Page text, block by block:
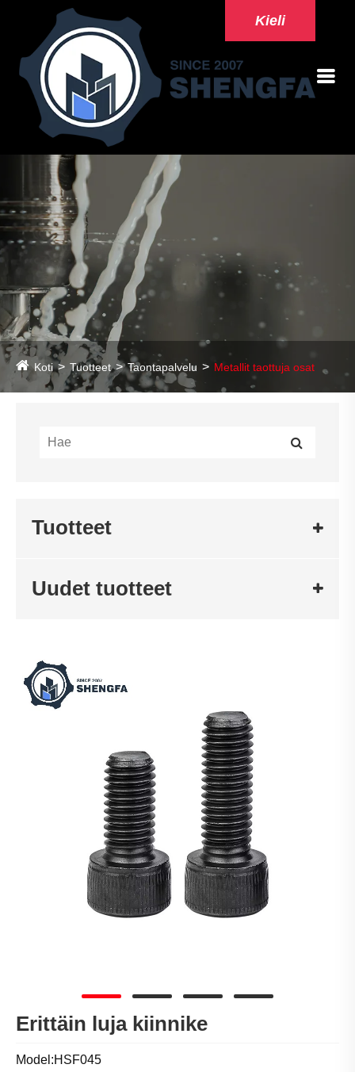
Kieli
Koti Tuotteet Taontapalvelu Metallit taottuja osat
Tuotteet
Uudet tuotteet
Erittäin luja kiinnike
Model:HSF045